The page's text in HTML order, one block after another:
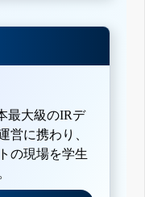
最大級のIRデ
営に携わり、
の現場を学生